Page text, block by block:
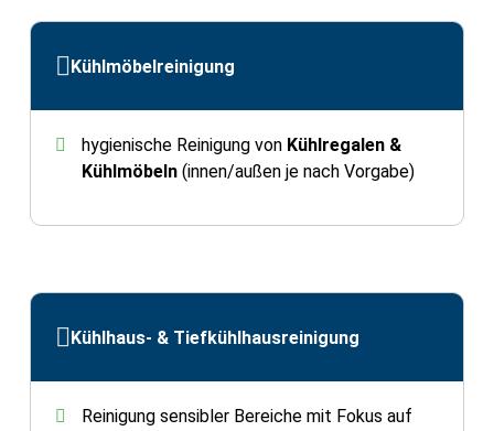
Kühlmöbelreinigung
hygienische Reinigung von Kühlregalen &
Kühlmöbeln (innen/außen je nach Vorgabe)
Kühlhaus- & Tiefkühlhausreinigung
Reinigung sensibler Bereiche mit Fokus auf